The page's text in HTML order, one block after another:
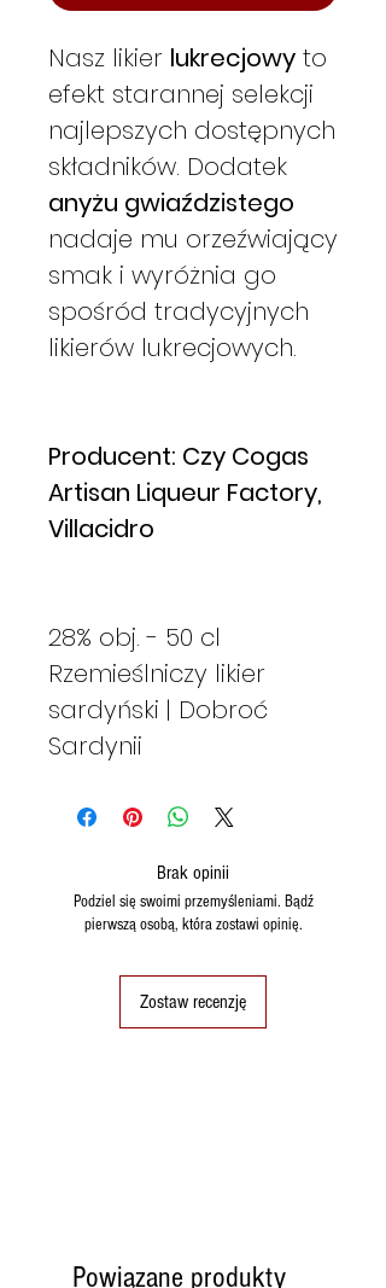
Nasz likier lukrecjowy to
efekt starannej selekcji
najlepszych dostępnych
składników. Dodatek
anyżu gwiaździstego
nadaje mu orzeźwiający
smak i wyróżnia go
spośród tradycyjnych
likierów lukrecjowych.
Producent: Czy Cogas
Artisan Liqueur Factory,
Villacidro
28% obj. - 50 cl
Rzemieślniczy likier
sardyński | Dobroć
Sardynii
Brak opinii
Podziel się swoimi przemyśleniami. Bądź
pierwszą osobą, która zostawi opinię.
Zostaw recenzję
Powiązane produkty